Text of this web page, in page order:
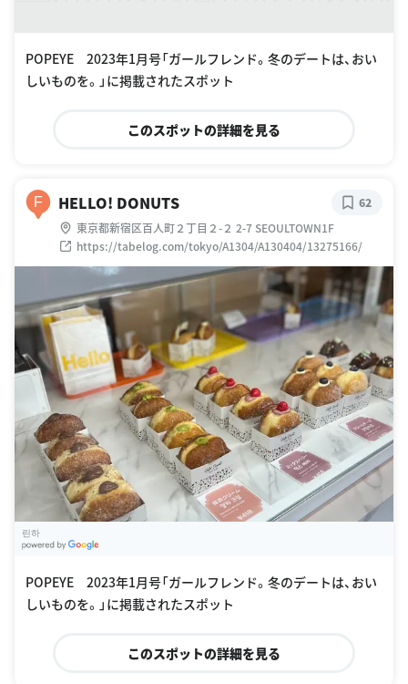
POPEYE 2023年1月号「ガールフレンド。冬のデートは、おい
しいものを。」に掲載されたスポット
このスポットの詳細を見る
F HELLO! DONUTS
東京都新宿区百人町２丁目２-２ 2-7 SEOULTOWN1F
https://tabelog.com/tokyo/A1304/A130404/13275166/
62
린하
POPEYE 2023年1月号「ガールフレンド。冬のデートは、おい
しいものを。」に掲載されたスポット
このスポットの詳細を見る